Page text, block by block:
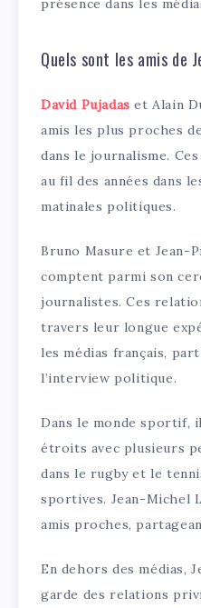
présence dans les
Quels sont les amis de
David Pujadas et Alain
amis les plus proches
dans le journalisme.
au fil des années dans
matinales politiques.
Bruno Masure et Jean-
comptent parmi son
journalistes. Ces
travers leur longue
les médias français,
l’interview politique.
Dans le monde sportif,
étroits avec plusieurs
dans le rugby et le
sportives. Jean-Michel
amis proches,
En dehors des médias,
garde des relations